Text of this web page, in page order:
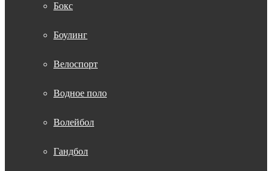
Бокс
Боулинг
Велоспорт
Водное поло
Волейбол
Гандбол